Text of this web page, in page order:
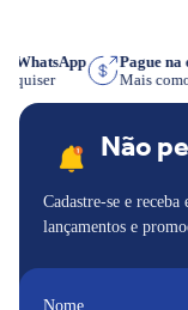
WhatsApp
quiser
Pague
Mais
Não
Cadastre-se e
lançamentos e
Nome